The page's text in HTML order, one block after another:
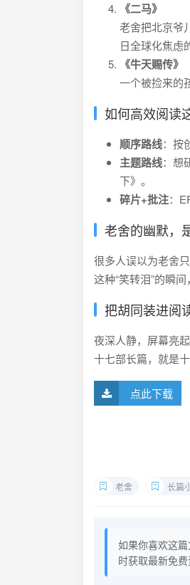
《二马》
老舍把北京爷
日全球化焦虑
《牛天赐传》
一个被捡来的
如何高效阅读
顺序路线：按
主题路线：想
下》。
碎片+批注：
老舍的幽默，
很多人误以为老舍
这种“笑转泪”的瞬
把胡同装进阅
夜深人静，屏幕亮
十七部长篇，就是
点此下载
老舍 长篇
如果你喜欢这
时获取最新免费